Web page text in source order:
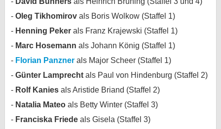
Oleg Tikhomirov als Boris Wolkow (Staffel 1)
Henning Peker als Franz Krajewski (Staffel 1)
Marc Hosemann als Johann König (Staffel 1)
Florian Panzner als Major Scheer (Staffel 1)
Günter Lamprecht als Paul von Hindenburg (Staffel 2)
Rolf Kanies als Aristide Briand (Staffel 2)
Natalia Mateo als Betty Winter (Staffel 3)
Franciska Friede als Gisela (Staffel 3)